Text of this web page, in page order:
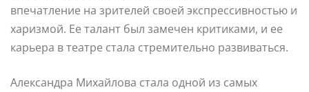
впечатление на зрителей своей экспрессивностью и
харизмой. Ее талант был замечен критиками, и ее
карьера в театре стала стремительно развиваться.
Александра Михайлова стала одной из самых